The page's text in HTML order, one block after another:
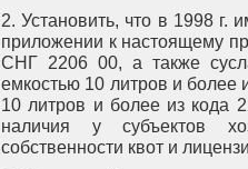
2. Установить, что в 1998 г.
приложении к настоящему
СНГ 2206 00, а также
емкостью 10 литров и более
10 литров и более из кода
наличия у субъектов
собственности квот и